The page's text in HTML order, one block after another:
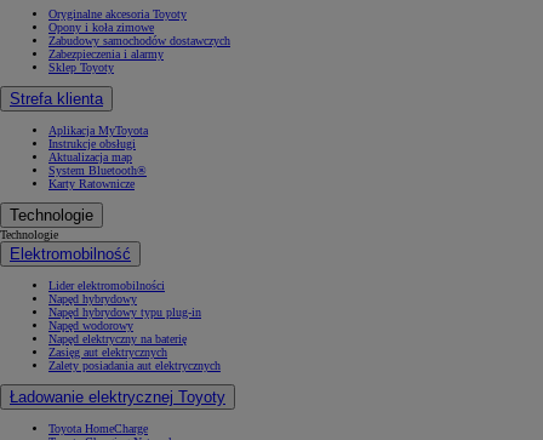
Oryginalne akcesoria Toyoty
Opony i koła zimowe
Zabudowy samochodów dostawczych
Zabezpieczenia i alarmy
Sklep Toyoty
Strefa klienta
Aplikacja MyToyota
Instrukcje obsługi
Aktualizacja map
System Bluetooth®
Karty Ratownicze
Technologie
Technologie
Elektromobilność
Lider elektromobilności
Napęd hybrydowy
Napęd hybrydowy typu plug-in
Napęd wodorowy
Napęd elektryczny na baterię
Zasięg aut elektrycznych
Zalety posiadania aut elektrycznych
Ładowanie elektrycznej Toyoty
Toyota HomeCharge